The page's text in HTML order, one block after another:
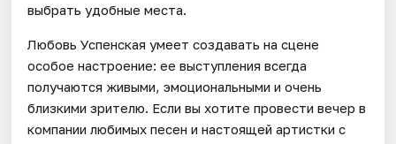
выбрать удобные места.
Любовь Успенская умеет создавать на сцене
особое настроение: ее выступления всегда
получаются живыми, эмоциональными и очень
близкими зрителю. Если вы хотите провести вечер в
компании любимых песен и настоящей артистки с